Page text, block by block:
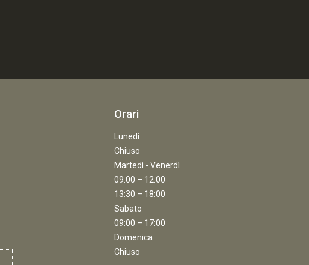
Orari
Lunedì
Chiuso
Martedì - Venerdì
09:00 – 12:00
13:30 – 18:00
Sabato
09:00 – 17:00
Domenica
Chiuso